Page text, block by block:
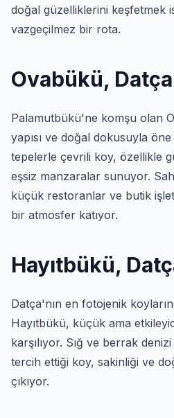
doğal güzelliklerini keşfetmek
vazgeçilmez bir rota.
Ovabükü, Datça
Palamutbükü'ne komşu olan
yapısı ve doğal dokusuyla öne
tepelerle çevrili koy, özellikle
eşsiz manzaralar sunuyor.
küçük restoranlar ve butik
bir atmosfer katıyor.
Hayıtbükü,
Datça'nın en fotojenik
Hayıtbükü, küçük ama
karşılıyor. Sığ ve berrak
tercih ettiği koy, sakinliği ve
çıkıyor.